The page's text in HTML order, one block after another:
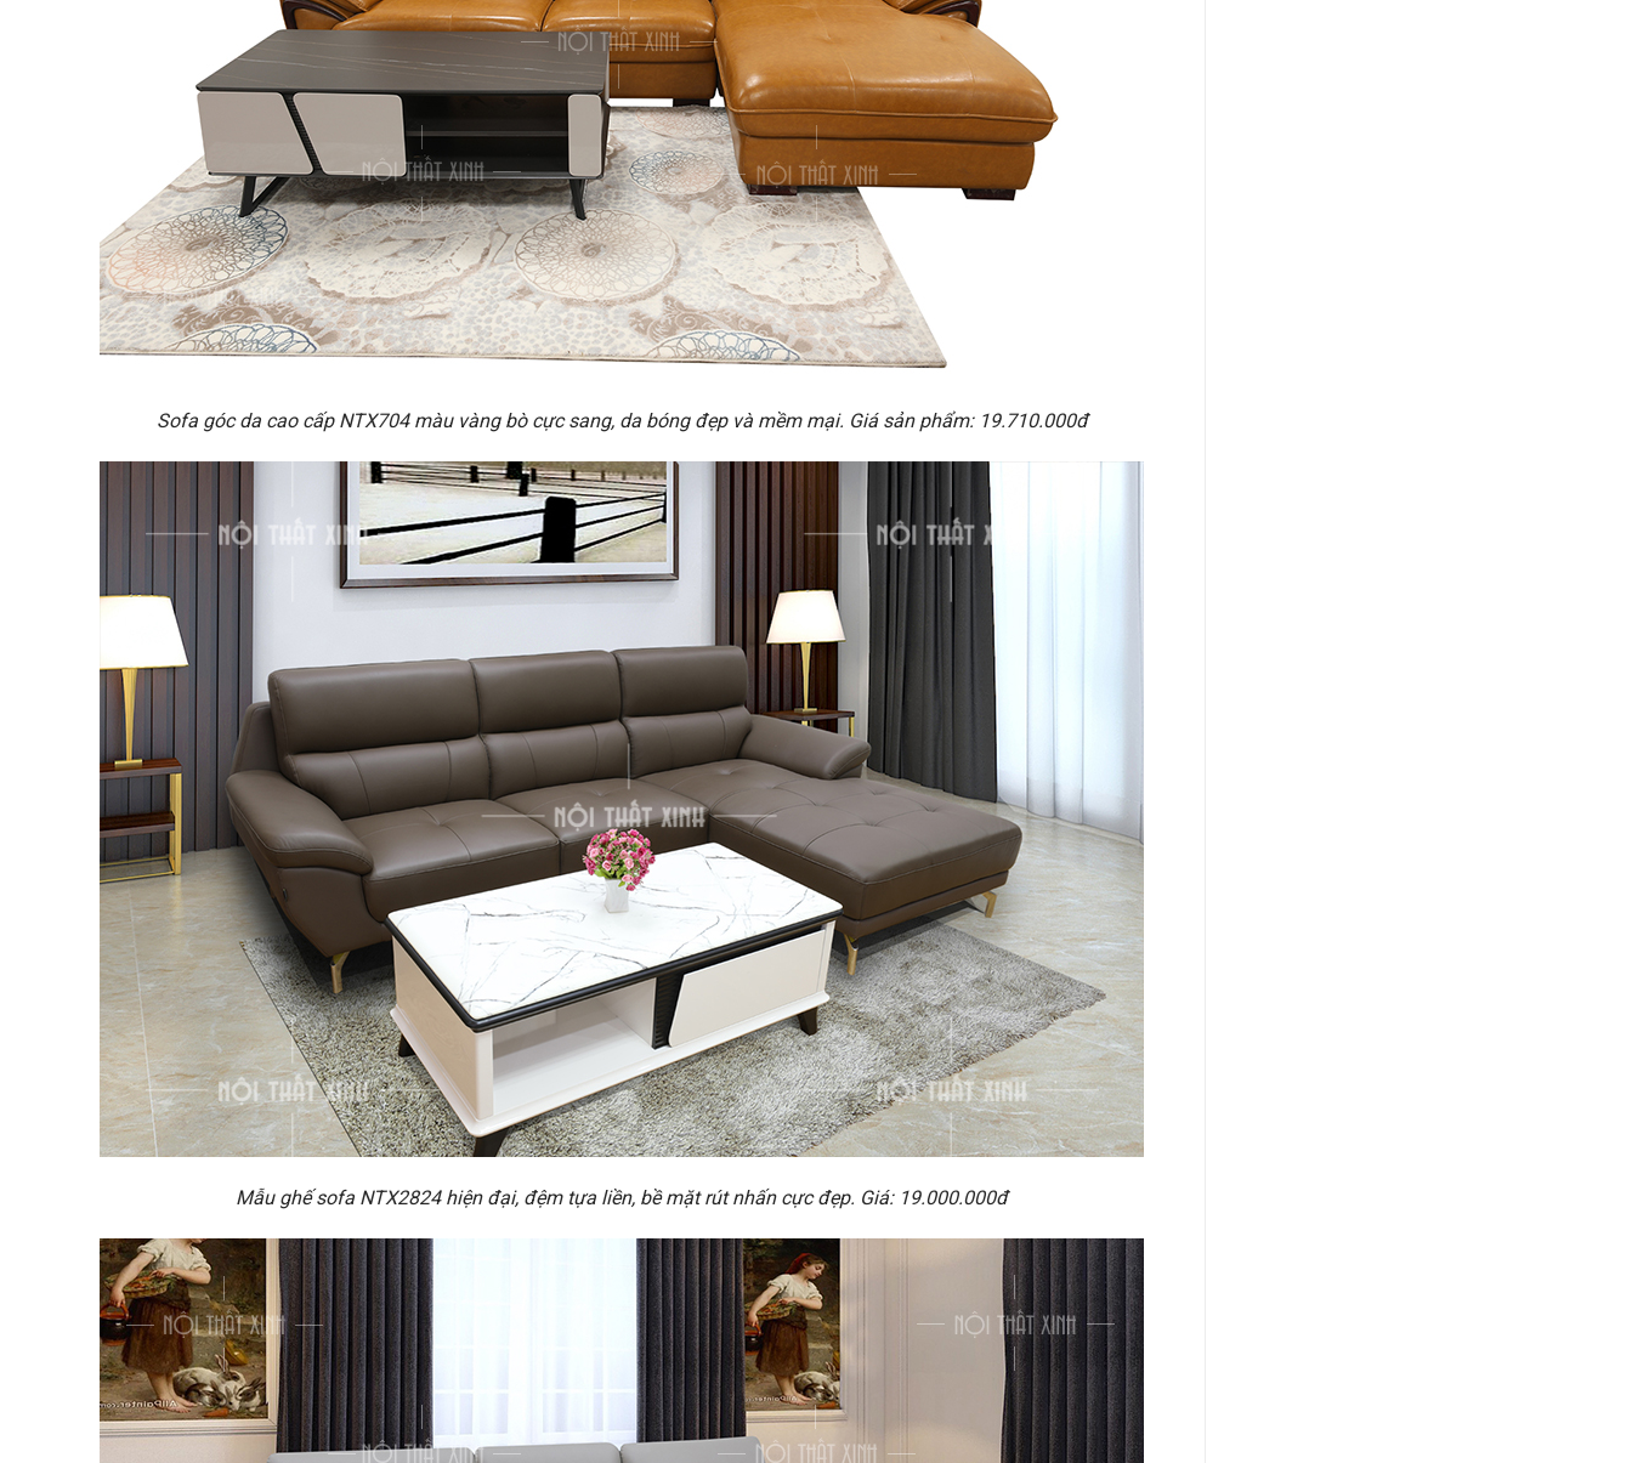
Sofa góc da cao cấp NTX704 màu vàng bò cực sang, da bóng đẹp và mềm mại. Giá sản phẩm: 19.710.000đ
Mẫu ghế sofa NTX2824 hiện đại, đệm tựa liền, bề mặt rút nhấn cực đẹp. Giá: 19.000.000đ